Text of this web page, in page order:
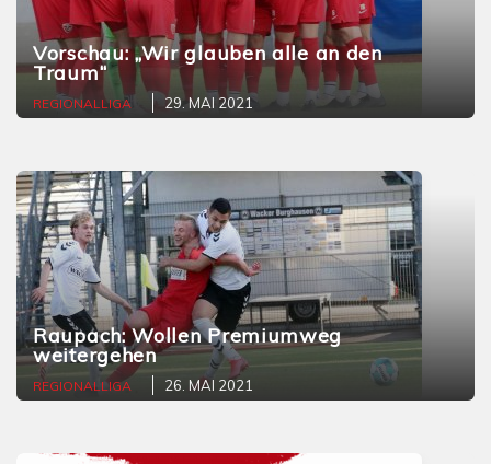
Vorschau: „Wir glauben alle an den
Traum“
REGIONALLIGA 29. MAI 2021
Raupach: Wollen Premiumweg
weitergehen
REGIONALLIGA 26. MAI 2021